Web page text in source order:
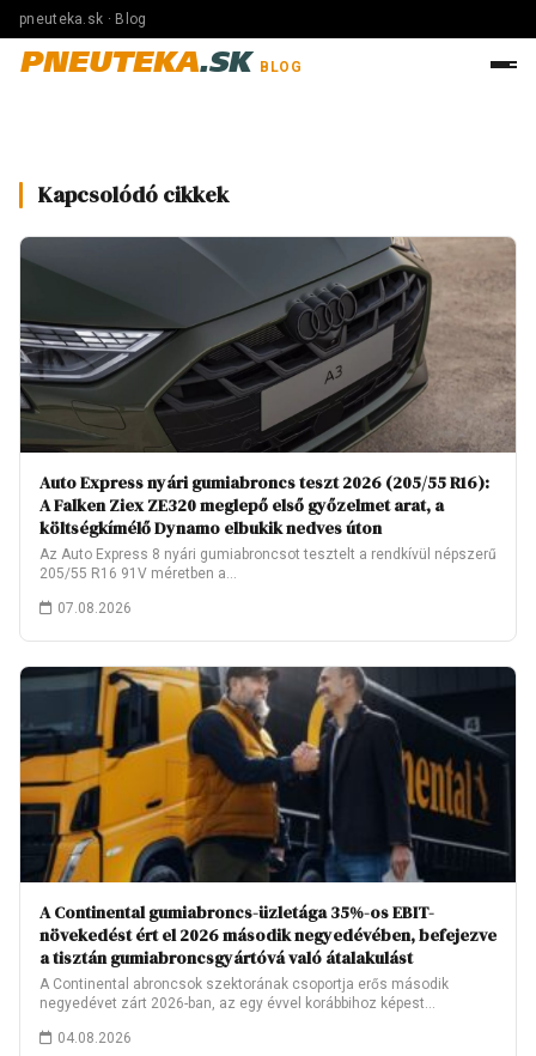
pneuteka.sk · Blog
PNEUTEKA.SK BLOG
Kapcsolódó cikkek
Auto Express nyári gumiabroncs teszt 2026 (205/55 R16):
A Falken Ziex ZE320 meglepő első győzelmet arat, a
költségkímélő Dynamo elbukik nedves úton
Az Auto Express 8 nyári gumiabroncsot tesztelt a rendkívül népszerű
205/55 R16 91V méretben a…
07.08.2026
A Continental gumiabroncs-üzletága 35%-os EBIT-
növekedést ért el 2026 második negyedévében, befejezve
a tisztán gumiabroncsgyártóvá való átalakulást
A Continental abroncsok szektorának csoportja erős második
negyedévet zárt 2026-ban, az egy évvel korábbihoz képest…
04.08.2026